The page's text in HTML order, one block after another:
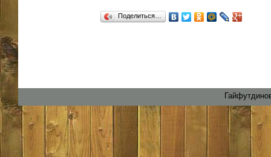
Поделиться…